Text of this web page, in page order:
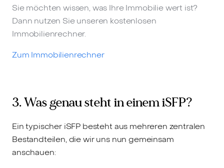
Sie möchten wissen, was Ihre Immobilie wert ist?
Dann nutzen Sie unseren kostenlosen
Immobilienrechner.
Zum Immobilienrechner
3. Was genau steht in einem iSFP?
Ein typischer iSFP besteht aus mehreren zentralen
Bestandteilen, die wir uns nun gemeinsam
anschauen: